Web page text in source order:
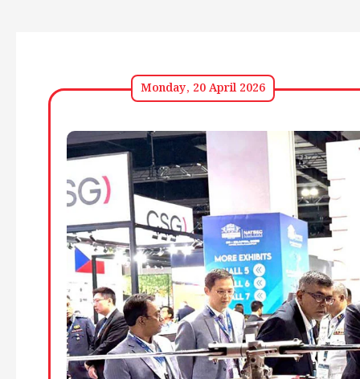
Monday, 20 April 2026